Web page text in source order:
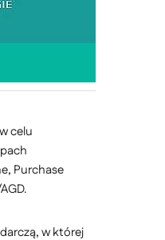
celu
Purchase
w której